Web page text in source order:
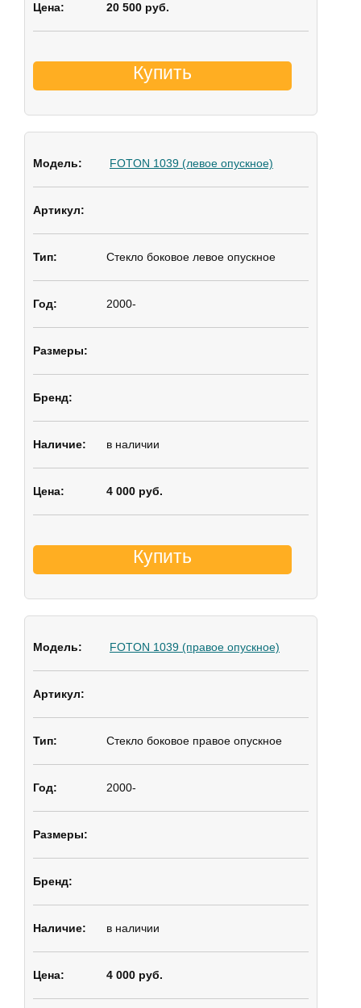
20 500 руб.
Купить
FOTON 1039 (левое опускное)
Стекло боковое левое опускное
2000-
в наличии
4 000 руб.
Купить
FOTON 1039 (правое опускное)
Стекло боковое правое опускное
2000-
в наличии
4 000 руб.